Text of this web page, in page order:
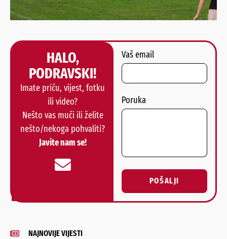
HALO,
PODRAVSKI!
Imate priču, vijest, fotku
ili video?
Nešto vas muči ili želite
nešto/nekoga pohvaliti?
Javite nam se!
Vaš email
Poruka
POŠALJI
Alternative:
NAJNOVIJE VIJESTI